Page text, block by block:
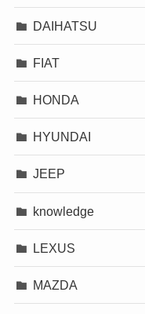
DAIHATSU
FIAT
HONDA
HYUNDAI
JEEP
knowledge
LEXUS
MAZDA